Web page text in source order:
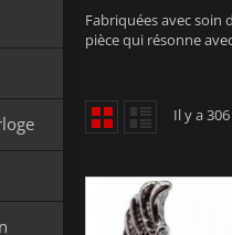
Fabriquées avec soin
pièce qui résonne
Il y a